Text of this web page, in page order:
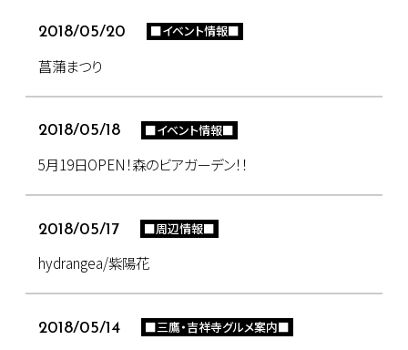
2018/05/20 ■イベント情報■
菖蒲まつり
2018/05/18 ■イベント情報■
5月19日OPEN！森のビアガーデン！！
2018/05/17 ■周辺情報■
hydrangea/紫陽花
2018/05/14 ■三鷹・吉祥寺グルメ案内■